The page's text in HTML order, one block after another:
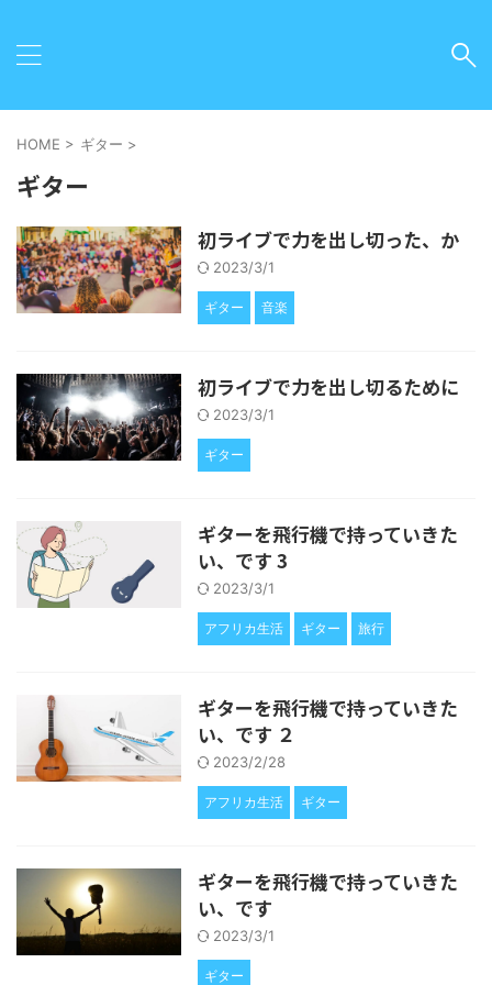
HOME > ギター >
ギター
初ライブで力を出し切った、か
2023/3/1
ギター 音楽
初ライブで力を出し切るために
2023/3/1
ギター
ギターを飛行機で持っていきた
い、です 3
2023/3/1
アフリカ生活 ギター 旅行
ギターを飛行機で持っていきた
い、です ２
2023/2/28
アフリカ生活 ギター
ギターを飛行機で持っていきた
い、です
2023/3/1
ギター